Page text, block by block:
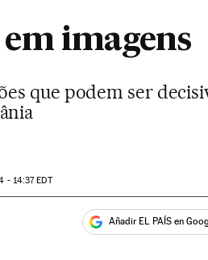
imagens
que podem ser
- 14:37EDT
Añadir EL PAÍS en